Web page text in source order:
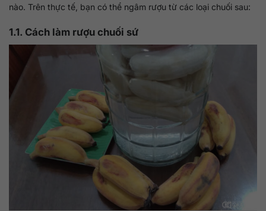
nào. Trên thực tế, bạn có thể ngâm rượu từ các loại chuối sau:
1.1. Cách làm rượu chuối sứ